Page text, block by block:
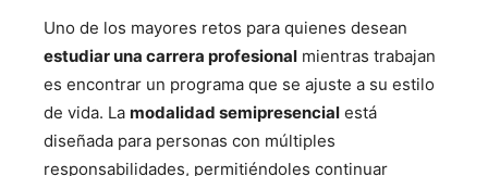
Uno de los mayores retos para quienes desean
estudiar una carrera profesional mientras trabajan
es encontrar un programa que se ajuste a su estilo
de vida. La modalidad semipresencial está
diseñada para personas con múltiples
responsabilidades, permitiéndoles continuar